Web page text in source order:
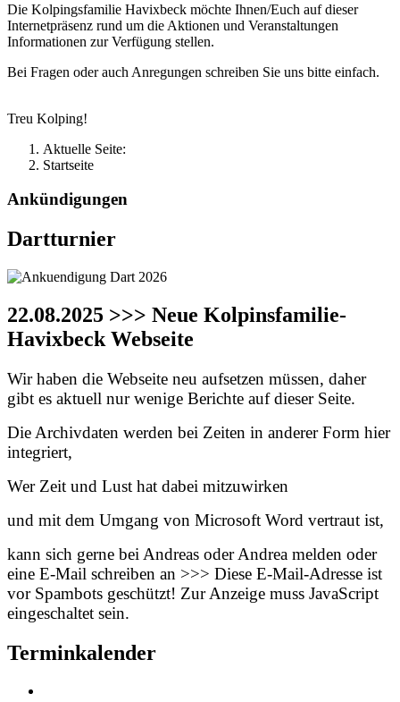
Die Kolpingsfamilie Havixbeck möchte Ihnen/Euch auf dieser
Internetpräsenz rund um die Aktionen und Veranstaltungen
Informationen zur Verfügung stellen.
Bei Fragen oder auch Anregungen schreiben Sie uns bitte einfach.
Treu Kolping!
Aktuelle Seite:
Startseite
Ankündigungen
Dartturnier
22.08.2025 >>> Neue Kolpinsfamilie-
Havixbeck Webseite
Wir haben die Webseite neu aufsetzen müssen, daher
gibt es aktuell nur wenige Berichte auf dieser Seite.
Die Archivdaten werden bei Zeiten in anderer Form hier
integriert,
Wer Zeit und Lust hat dabei mitzuwirken
und mit dem Umgang von Microsoft Word vertraut ist,
kann sich gerne bei Andreas oder Andrea melden oder
eine E-Mail schreiben an >>> Diese E-Mail-Adresse ist
vor Spambots geschützt! Zur Anzeige muss JavaScript
eingeschaltet sein.
Terminkalender